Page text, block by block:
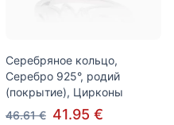
Серебряное кольцо,
Серебро 925°, родий
(покрытие), Цирконы
46.61 € 41.95 €